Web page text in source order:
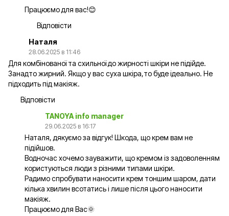
Працюємо для вас!😊
Відповісти
Наталя
28.06.2025 в 11:46
Для комбінованої та схильної до жирності шкіри не підійде.
Занадто жирний. Якщо у вас суха шкіра,то буде ідеально. Не
підходить під макіяж.
Відповісти
TANOYA info manager
29.06.2025 в 16:17
Наталя, дякуємо за відгук! Шкода, що крем вам не
підійшов.
Водночас хочемо зауважити, що кремом із задоволенням
користуються люди з різними типами шкіри.
Радимо спробувати наносити крем тоншим шаром, дати
кілька хвилин всотатись і лише після цього наносити
макіяж.
Працюємо для Вас🌞